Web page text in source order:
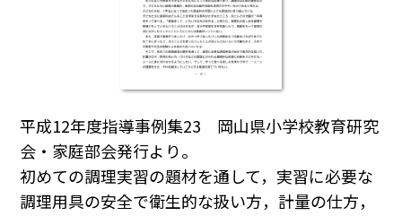
平成12年度指導事例集23 岡山県小学校教育研究
会・家庭部会発行より。
初めての調理実習の題材を通して，実習に必要な
調理用具の安全で衛生的な扱い方，計量の仕方，